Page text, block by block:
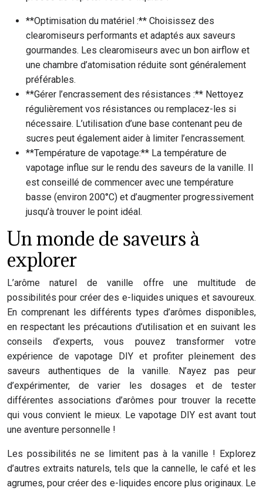
**Optimisation du matériel :** Choisissez des
clearomiseurs performants et adaptés aux saveurs
gourmandes. Les clearomiseurs avec un bon airflow et
une chambre d’atomisation réduite sont généralement
préférables.
**Gérer l’encrassement des résistances :** Nettoyez
régulièrement vos résistances ou remplacez-les si
nécessaire. L’utilisation d’une base contenant peu de
sucres peut également aider à limiter l’encrassement.
**Température de vapotage:** La température de
vapotage influe sur le rendu des saveurs de la vanille. Il
est conseillé de commencer avec une température
basse (environ 200°C) et d’augmenter progressivement
jusqu’à trouver le point idéal.
Un monde de saveurs à
explorer
L’arôme naturel de vanille offre une multitude de
possibilités pour créer des e-liquides uniques et savoureux.
En comprenant les différents types d’arômes disponibles,
en respectant les précautions d’utilisation et en suivant les
conseils d’experts, vous pouvez transformer votre
expérience de vapotage DIY et profiter pleinement des
saveurs authentiques de la vanille. N’ayez pas peur
d’expérimenter, de varier les dosages et de tester
différentes associations d’arômes pour trouver la recette
qui vous convient le mieux. Le vapotage DIY est avant tout
une aventure personnelle !
Les possibilités ne se limitent pas à la vanille ! Explorez
d’autres extraits naturels, tels que la cannelle, le café et les
agrumes, pour créer des e-liquides encore plus originaux. Le